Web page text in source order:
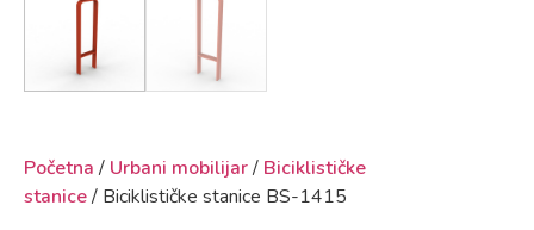
Početna / Urbani mobilijar/ Biciklističke
stanice/ Biciklističke stanice BS-1415